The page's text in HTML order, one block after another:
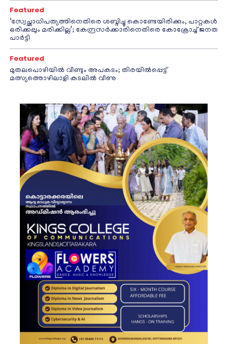
Featured
‘സ്വേച്ഛാധിപത്യത്തിനെതിരെ ശബ്ദിച്ചു കൊണ്ടേയിരിക്കും, പാറ്റകൾ
ഒരിക്കലും മരിക്കില്ല’; കേന്ദ്രസർക്കാരിനെതിരെ കോക്രോച്ച് ജനത
പാർട്ടി
Featured
മുതലപൊഴിയിൽ വീണ്ടും അപകടം; തിരയിൽപ്പെട്ട്
മത്സ്യത്തൊഴിലാളി കടലിൽ വീണു